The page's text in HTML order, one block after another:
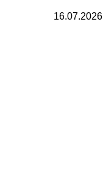
16.07.2026